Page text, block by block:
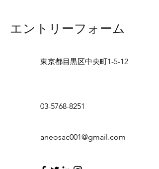
エントリーフォーム
東京都目黒区中央町1-5-12
03-5768-8251
aneosac001@gmail.com